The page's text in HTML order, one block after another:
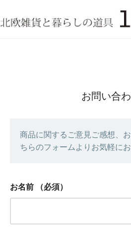
お問い合
商品に関するご意見ご感想、
ちらのフォームよりお気軽にお
お名前 （必須）